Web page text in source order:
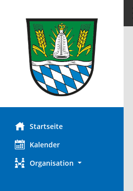
Startseite
Kalender
Organisation